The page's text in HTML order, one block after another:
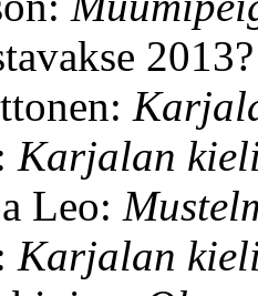
2013?
Karjalan
Leo:
Karjalan